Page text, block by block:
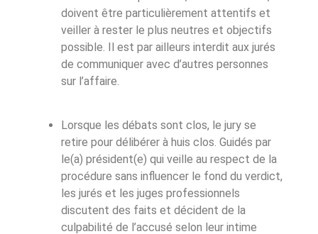
doivent être particulièrement attentifs et
veiller à rester le plus neutres et objectifs
possible. Il est par ailleurs interdit aux jurés
de communiquer avec d’autres personnes
sur l’affaire.
Lorsque les débats sont clos, le jury se
retire pour délibérer à huis clos. Guidés par
le(a) président(e) qui veille au respect de la
procédure sans influencer le fond du verdict,
les jurés et les juges professionnels
discutent des faits et décident de la
culpabilité de l’accusé selon leur intime